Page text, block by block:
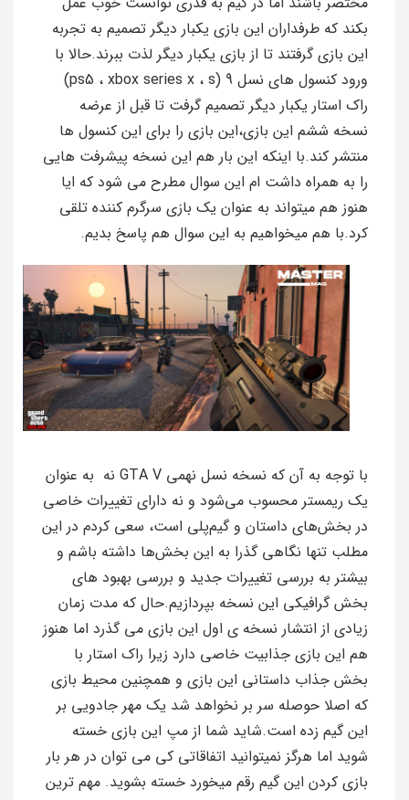
بکند که طرفداران این بازی یکبار دیگر تصمیم به تجربه
این بازی گرفتند تا از بازی یکبار دیگر لذت ببرند.حالا با
ورود کنسول های نسل 9 (ps5 ، xbox series x ، s)
راک استار یکبار دیگر تصمیم گرفت تا قبل از عرضه
نسخه ششم این بازی،این بازی را برای این کنسول ها
منتشر کند.با اینکه این بار هم این نسخه پیشرفت هایی
را به همراه داشت ام این سوال مطرح می شود که ایا
هنوز هم میتواند به عنوان یک بازی سرگرم کننده تلقی
کرد.با هم میخواهیم به این سوال هم پاسخ بدیم.
با توجه به آن که نسخه نسل نهمی GTA V نه به عنوان
یک ریمستر محسوب می‌شود و نه دارای تغییرات خاصی
در بخش‌های داستان و گیم‌پلی است، سعی کردم در این
مطلب تنها نگاهی گذرا به این بخش‌ها داشته باشم و
بیشتر به بررسی تغییرات جدید و بررسی بهبود های
بخش گرافیکی این نسخه بپردازیم.حال که مدت زمان
زیادی از انتشار نسخه ی اول این بازی می گذرد اما هنوز
هم این بازی جذابیت خاصی دارد زیرا راک استار با
بخش جذاب داستانی این بازی و همچنین محیط بازی
که اصلا حوصله سر بر نخواهد شد یک مهر جادویی بر
این گیم زده است.شاید شما از مپ این بازی خسته
شوید اما هرگز نمیتوانید اتفاقاتی کی می توان در هر بار
بازی کردن این گیم رقم میخورد خسته بشوید. مهم ترین